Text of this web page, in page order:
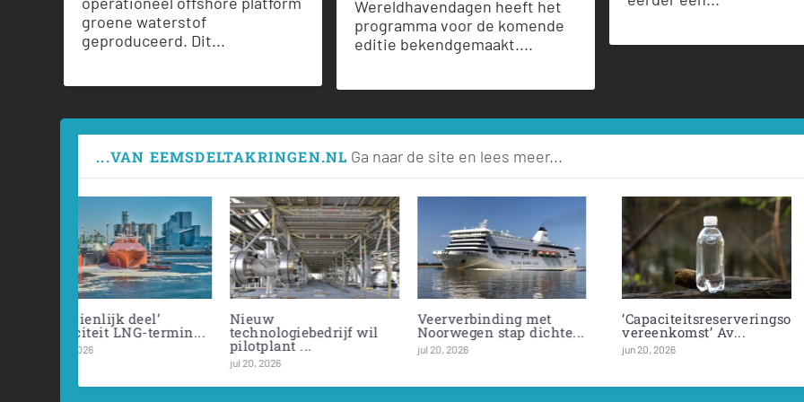
groene waterstof
geproduceerd. Dit...
Wereldhavendagen heeft het
programma voor de komende
editie bekendgemaakt....
...VAN EEMSDELTAKRINGEN.NL Ga naar de site en lees meer...
‘Capaciteitsreserveringso
vereenkomst’ Av...
Nieuwe havenmeester
voor Groningse haven...
jun 20, 2026
Offshore mijlpaal voor
Eemshaven
Farmsums
onder vuur
jun 20, 2026